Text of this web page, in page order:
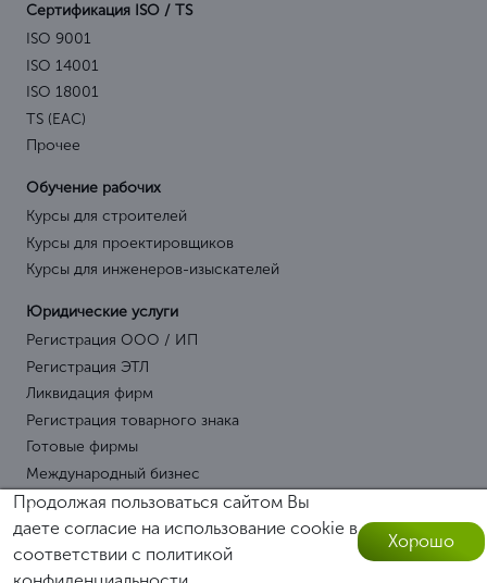
Сертификация ISO / TS
ISO 9001
ISO 14001
ISO 18001
TS (EAC)
Прочее
Обучение рабочих
Курсы для строителей
Курсы для проектировщиков
Курсы для инженеров-изыскателей
Юридические услуги
Регистрация ООО / ИП
Регистрация ЭТЛ
Ликвидация фирм
Регистрация товарного знака
Готовые фирмы
Международный бизнес
Операции по СРО
Переводы СРО / Региональные СРО
Оставить заявку
Продолжая пользоваться сайтом Вы
даете согласие на использование cookie в
соответствии с политикой
Хорошо